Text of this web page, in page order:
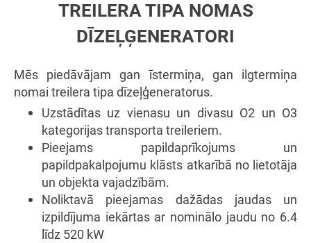
TREILERA TIPA NOMAS
DĪZEĻĢENERATORI
Mēs piedāvājam gan īstermiņa, gan ilgtermiņa
nomai treilera tipa dīzeļģeneratorus.
Uzstādītas uz vienasu un divasu O2 un O3
kategorijas transporta treileriem.
Pieejams papildaprīkojums un
papildpakalpojumu klāsts atkarībā no lietotāja
un objekta vajadzībām.
Noliktavā pieejamas dažādas jaudas un
izpildījuma iekārtas ar nominālo jaudu no 6.4
līdz 520 kW